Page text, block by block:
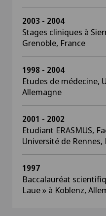
2003 - 2004
Stages cliniques à
Grenoble, France
1998 - 2004
Etudes de médecine,
Allemagne
2001 - 2002
Etudiant ERASMUS,
Université de
1997
Baccalauréat
Laue » à Koblenz,